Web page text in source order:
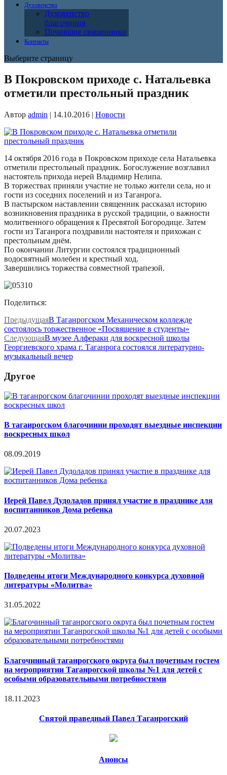
Духовенство
Духовенство
благочиния
Почившие священники
Контакты
Выберите страницу
В Покровском приходе с. Натальевка
отметили престольный праздник
Автор admin | 14.10.2016 | Новости
14 октября 2016 года в Покровском приходе села Натальевка
отметили престольный праздник. Богослужение возглавил
настоятель прихода иерей Владимир Нелипа.
В торжествах приняли участие не только жители села, но и
гости из соседних поселений и из Таганрога.
В пастырском наставлении священник рассказал историю
возникновения праздника в русской традиции, о важности
молитвенного обращения к Пресвятой Богородице. Затем
гости из Таганрога поздравили настоятеля и прихожан с
престольным днём.
По окончании Литургии состоялся традиционный
водосвятный молебен и крестный ход.
Завершились торжества совместной трапезой.
Поделиться:
ПредыдущаяВ Таганрогском Механическом коллежде
состоялось торжественное «Посвящение в студенты»
СледующаяВ музее Алфераки для воскресной школы
Георгиевского храма г. Таганрога состоялся литературно-
музыкальный вечер
Другое
В таганрогском благочинии проходят выездные инспекции
воскресных школ
08.09.2019
Иерей Павел Дудоладов принял участие в празднике для
воспитанников Дома ребенка
20.07.2023
Подведены итоги Международного конкурса духовной
литературы «Молитва»
31.05.2022
Благочинный таганрогского округа был почетным гостем
на мероприятии Таганрогской школы №1 для детей с
особыми образовательными потребностями
18.11.2023
Святой праведный Павел Таганрогский
Анонсы